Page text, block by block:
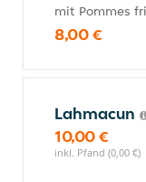
mit Pommes
8,00 €
Lahmacun
10,00 €
inkl. Pfand (0,00 €)